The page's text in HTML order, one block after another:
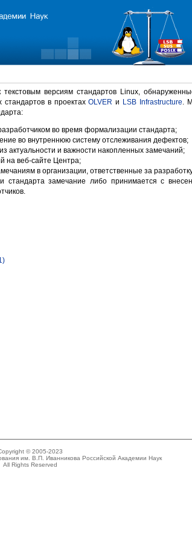
версиям стандартов Linux,
стандартов в проектахOLVER и LSB Infrastructure.
во время формализации стандарта;
во внутреннюю систему отслеживания дефектов;
актуальности и важности накопленных замечаний;
на веб-сайте Центра;
в организации, ответственные за
стандарта замечание либо принимается с
© 2005-2023
им. В.П. Иванникова Российской Академии Наук
All Rights Reserved